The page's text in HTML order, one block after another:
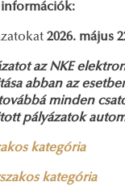
információk:
2026. május
az NKE
abban az
minden
pályázatok
kategória
kategória